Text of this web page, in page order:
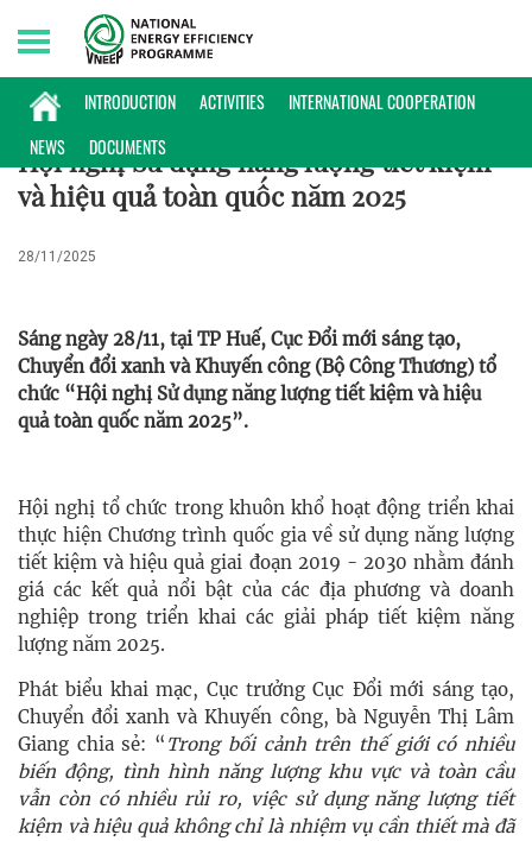
INTRODUCTION ACTIVITIES
INTERNATIONAL COOPERATION
NEWS
DOCUMENTS
Monday, 10/08/2026 | 19:23 GMT+7
HOẠT ĐỘNG
Hội nghị Sử dụng năng lượng tiết kiệm
và hiệu quả toàn quốc năm 2025
28/11/2025
Sáng ngày 28/11, tại TP Huế, Cục Đổi mới sáng tạo,
Chuyển đổi xanh và Khuyến công (Bộ Công Thương) tổ
chức “Hội nghị Sử dụng năng lượng tiết kiệm và hiệu
quả toàn quốc năm 2025”.
Hội nghị tổ chức trong khuôn khổ hoạt động triển khai
thực hiện Chương trình quốc gia về sử dụng năng lượng
tiết kiệm và hiệu quả giai đoạn 2019 - 2030 nhằm đánh
giá các kết quả nổi bật của các địa phương và doanh
nghiệp trong triển khai các giải pháp tiết kiệm năng
lượng năm 2025.
Phát biểu khai mạc, Cục trưởng Cục Đổi mới sáng tạo,
Chuyển đổi xanh và Khuyến công, bà Nguyễn Thị Lâm
Giang chia sẻ: “ Trong bối cảnh trên thế giới có nhiều
biến động, tình hình năng lượng khu vực và toàn cầu
vẫn còn có nhiều rủi ro, việc sử dụng năng lượng tiết
kiệm và hiệu quả không chỉ là nhiệm vụ cần thiết mà đã